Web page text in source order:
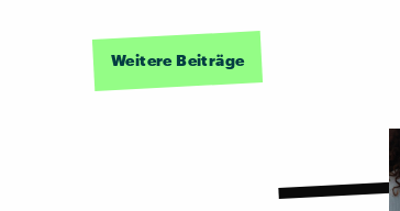
Weitere Beiträge